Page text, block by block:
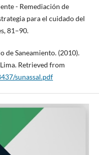
- Remediación de
para el cuidado del
81–90.
de Saneamiento. (2010).
Retrieved from
sunassal.pdf